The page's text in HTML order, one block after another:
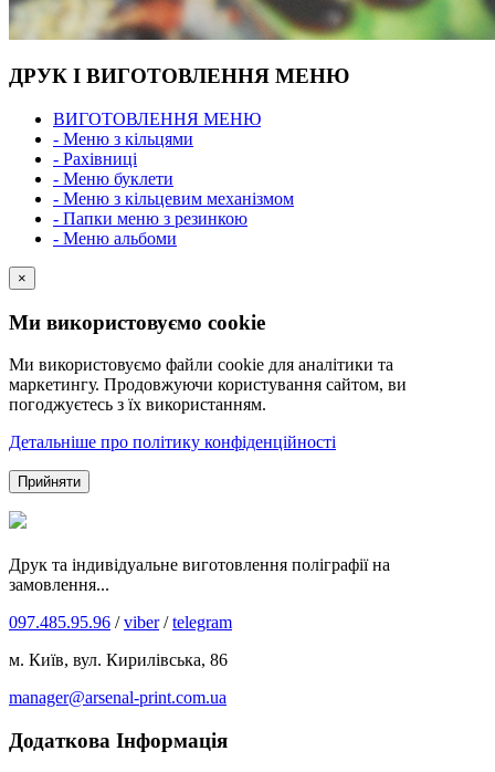
ДРУК І ВИГОТОВЛЕННЯ МЕНЮ
ВИГОТОВЛЕННЯ МЕНЮ
- Меню з кільцями
- Рахівниці
- Меню буклети
- Меню з кільцевим механізмом
- Папки меню з резинкою
- Меню альбоми
×
Ми використовуємо cookie
Ми використовуємо файли cookie для аналітики та
маркетингу. Продовжуючи користування сайтом, ви
погоджуєтесь з їх використанням.
Детальніше про політику конфіденційності
Прийняти
Друк та індивідуальне виготовлення поліграфії на
замовлення...
097.485.95.96 /viber/telegram
м. Київ, вул. Кирилівська, 86
manager@arsenal-print.com.ua
Додаткова Інформація